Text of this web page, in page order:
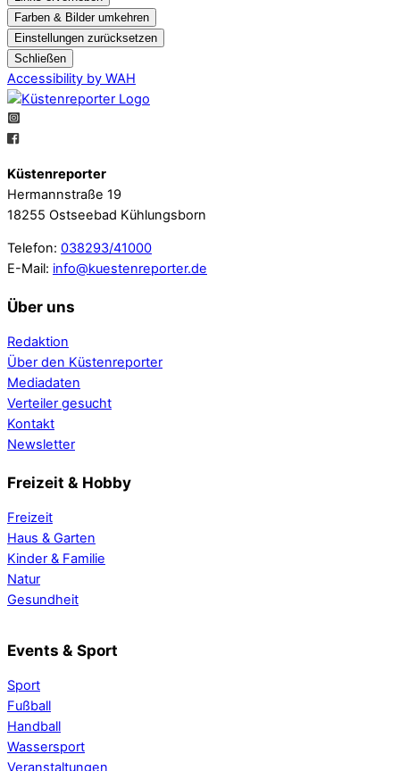
Farben & Bilder umkehren
Einstellungen zurücksetzen
Schließen
Accessibility by WAH
Küstenreporter
Hermannstraße 19
18255 Ostseebad Kühlungsborn
Telefon: 038293/41000
E-Mail: info@kuestenreporter.de
Über uns
Redaktion
Über den Küstenreporter
Mediadaten
Verteiler gesucht
Kontakt
Newsletter
Freizeit & Hobby
Freizeit
Haus & Garten
Kinder & Familie
Natur
Gesundheit
Events & Sport
Sport
Fußball
Handball
Wassersport
Veranstaltungen